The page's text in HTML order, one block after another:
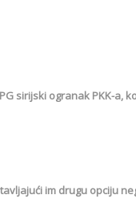
sirijski ogranak PKK-a,
im drugu opciju